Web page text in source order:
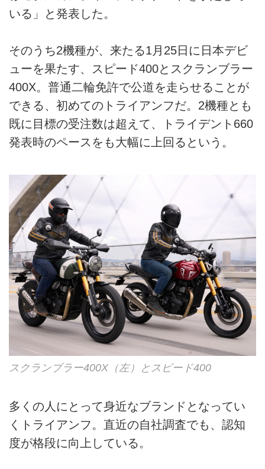
いる」と発表した。
そのうち2機種が、来たる1月25日に日本デビ
ューを果たす、スピード400とスクランブラー
400X。普通二輪免許で公道を走らせることが
できる、初めてのトライアンフだ。2機種とも
既に目標の受注数は超えて、トライデント660
発表時のペースをも大幅に上回るという。
スクランブラー400X（左）とスピード400
多くの人にとって身近なブランドとなってい
くトライアンフ。直近の自社調査でも、認知
度が格段に向上している。